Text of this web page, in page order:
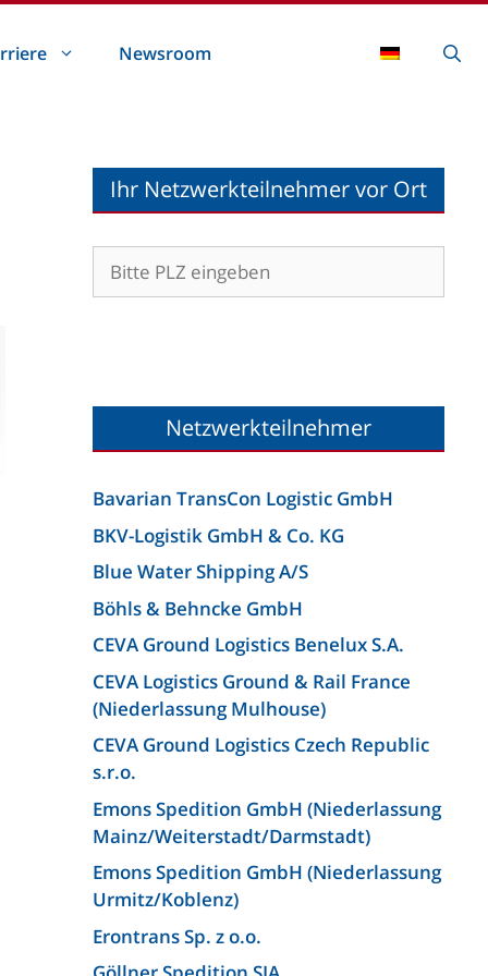
Newsroom
Ihr Netzwerkteilnehmer vor Ort
Netzwerkteilnehmer
Bavarian TransCon Logistic GmbH
BKV-Logistik GmbH & Co. KG
Blue Water Shipping A/S
Böhls & Behncke GmbH
CEVA Ground Logistics Benelux S.A.
CEVA Logistics Ground & Rail France
(Niederlassung Mulhouse)
CEVA Ground Logistics Czech Republic
s.r.o.
Emons Spedition GmbH (Niederlassung
Mainz/Weiterstadt/Darmstadt)
Emons Spedition GmbH (Niederlassung
Urmitz/Koblenz)
Erontrans Sp. z o.o.